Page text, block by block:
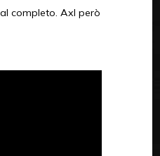
completo. Axl però